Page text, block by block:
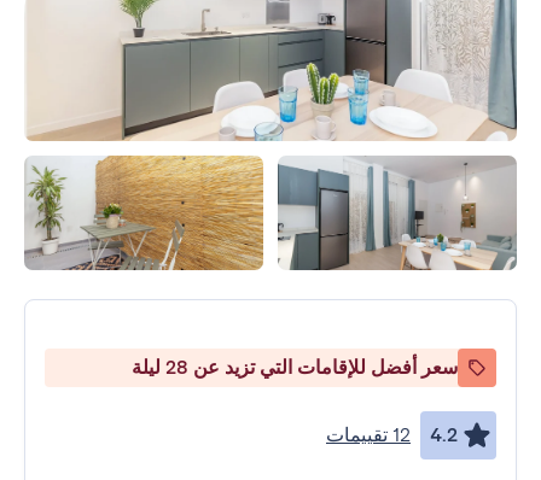
سعر أفضل للإقامات التي تزيد عن 28 ليلة
4.2 12 تقييمات